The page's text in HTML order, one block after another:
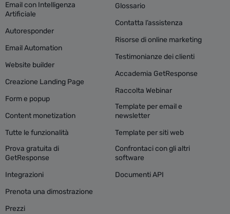
Email con Intelligenza
Artificiale
Autoresponder
Email Automation
Website builder
Creazione Landing Page
Form e popup
Content monetization
Tutte le funzionalità
Prova gratuita di
GetResponse
Integrazioni
Prenota una dimostrazione
Prezzi
Glossario
Contatta l’assistenza
Risorse di online marketing
Testimonianze dei clienti
Accademia GetResponse
Raccolta Webinar
Template per email e
newsletter
Template per siti web
Confrontaci con gli altri
software
Documenti API